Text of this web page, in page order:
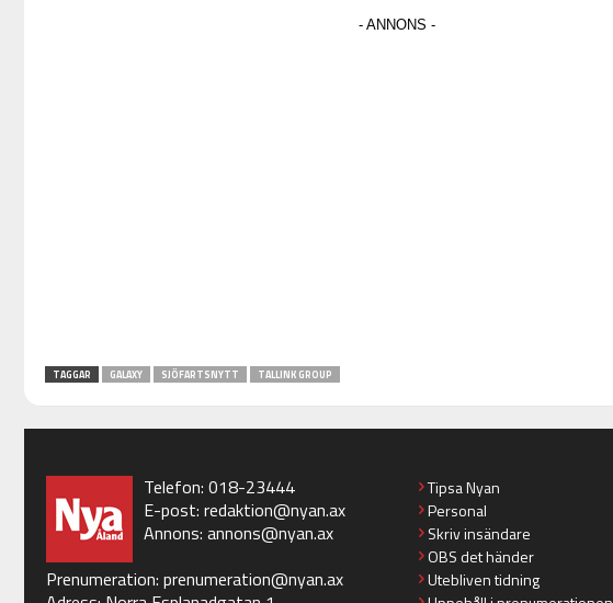
TAGGAR GALAXY SJÖFARTSNYTT TALLINK GROUP
Telefon: 018-23444
E-post: redaktion@nyan.ax
Annons: annons@nyan.ax
Prenumeration: prenumeration@nyan.ax
Tipsa Nyan
Personal
Skriv insändare
OBS det händer
Utebliven tidning